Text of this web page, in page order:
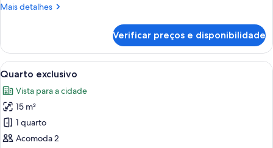
Annex
Mais detalhes
Mais
Room,
Hot
Tub,
Building
Verificar preços e disponibilidade
Carrega
todas
as
fotos
de
Quarto
Quarto moderno com cama,
9
Quarto exclusivo
Vista para a cidade
15 m²
1 quarto
Acomoda 2